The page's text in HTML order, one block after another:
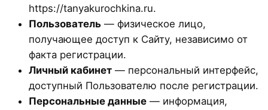
https://tanyakurochkina.ru.
Пользователь — физическое лицо,
получающее доступ к Сайту, независимо от
факта регистрации.
Личный кабинет — персональный интерфейс,
доступный Пользователю после регистрации.
Персональные данные — информация,